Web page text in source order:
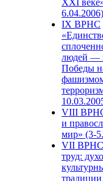
XXI
6.04.2006)
IX ВРНС
людей —
Победы
VIII
и
мир» (3-
VII ВРНС
труд: